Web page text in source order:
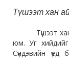
Түшээт хан
Түшээт
юм. Уг
Сүндэвийн үед